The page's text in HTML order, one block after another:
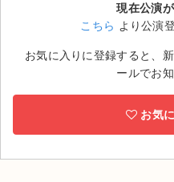
ライブ・コンサート（国内）
ライブ・コンサート（海外）
現在公演
こちら より公演
お気に入りに登録すると、
ールでお
お気